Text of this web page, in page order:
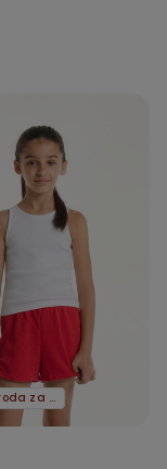
5 proizvoda za -70%